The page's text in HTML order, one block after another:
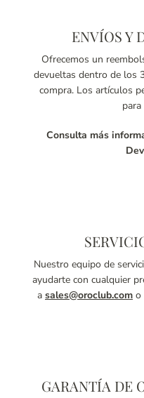
ENVÍOS Y
Ofrecemos un
devueltas dentro de los
compra. Los artículos
Consulta más
Nuestro equipo de
ayudarte con cualquier
a sales@oroclub.com o
GARANTÍA DE